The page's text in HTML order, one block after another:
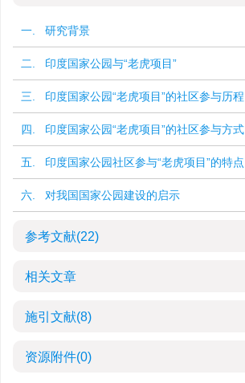
一. 研究背景
二. 印度国家公园与“老虎项目”
三. 印度国家公园“老虎项目”的社区参与历程
四. 印度国家公园“老虎项目”的社区参与方式
五. 印度国家公园社区参与“老虎项目”的特点
六. 对我国国家公园建设的启示
参考文献(22)
相关文章
施引文献(8)
资源附件(0)